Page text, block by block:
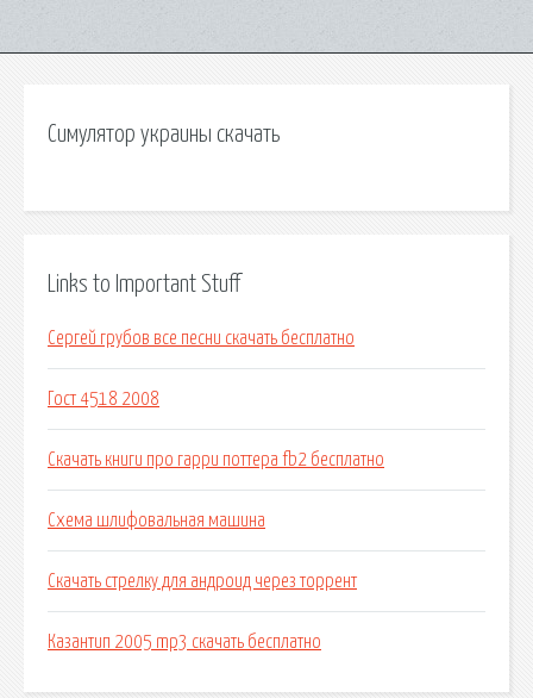
Симулятор украины скачать
Links to Important Stuff
Сергей грубов все песни скачать бесплатно
Гост 4518 2008
Скачать книги про гарри поттера fb2 бесплатно
Схема шлифовальная машина
Скачать стрелку для андроид через торрент
Казантип 2005 mp3 скачать бесплатно